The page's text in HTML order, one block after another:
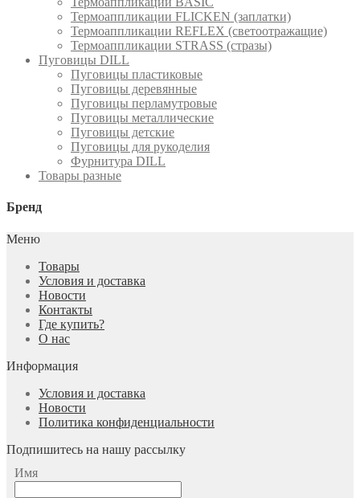
Термоаппликации FLICKEN (заплатки)
Термоаппликации REFLEX (светоотражащие)
Термоаппликации STRASS (стразы)
Пуговицы DILL
Пуговицы пластиковые
Пуговицы деревянные
Пуговицы перламутровые
Пуговицы металлические
Пуговицы детские
Пуговицы для рукоделия
Фурнитура DILL
Товары разные
Бренд
Меню
Товары
Условия и доставка
Новости
Контакты
Где купить?
О нас
Информация
Условия и доставка
Новости
Политика конфиденциальности
Подпишитесь на нашу рассылку
Имя